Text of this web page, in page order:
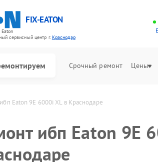
FIX-EATON
cервисный центр г.Краснодар
Срочный ремонт Цены
Eaton 9E 6000i XL в Краснодаре
ибп Eaton 9E